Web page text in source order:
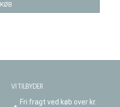
KØB
VI TILBYDER
Fri fragt ved køb over kr.